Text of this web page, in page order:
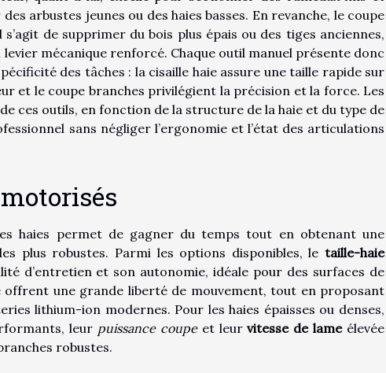
arbustes jeunes ou des haies basses. En revanche, le coupe
s’agit de supprimer du bois plus épais ou des tiges anciennes,
mécanique renforcé. Chaque outil manuel présente donc
des tâches : la cisaille haie assure une taille rapide sur
et le coupe branches privilégient la précision et la force. Les
ces outils, en fonction de la structure de la haie et du type de
sans négliger l’ergonomie et l’état des articulations
haies permet de gagner du temps tout en obtenant une
plus robustes. Parmi les options disponibles, letaille-haie
d’entretien et son autonomie, idéale pour des surfaces de
offrent une grande liberté de mouvement, tout en proposant
lithium-ion modernes. Pour les haies épaisses ou denses,
leur puissance coupeet leurvitesse de lameélevée
robustes.